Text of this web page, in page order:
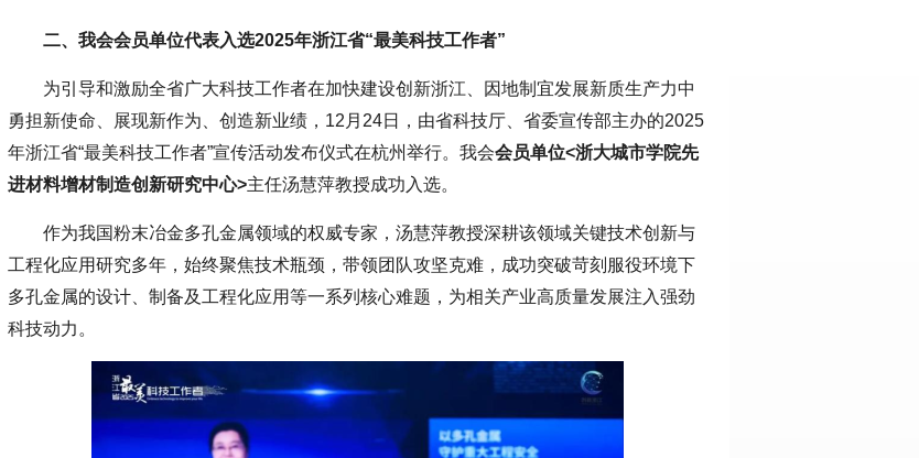
二、我会会员单位代表入选2025年浙江省“最美科技工作者”
为引导和激励全省广大科技工作者在加快建设创新浙江、因地制宜发展新质生产力中
勇担新使命、展现新作为、创造新业绩，12月24日，由省科技厅、省委宣传部主办的2025
年浙江省“最美科技工作者”宣传活动发布仪式在杭州举行。我会会员单位<浙大城市学院先
进材料增材制造创新研究中心>主任汤慧萍教授成功入选。
作为我国粉末冶金多孔金属领域的权威专家，汤慧萍教授深耕该领域关键技术创新与
工程化应用研究多年，始终聚焦技术瓶颈，带领团队攻坚克难，成功突破苛刻服役环境下
多孔金属的设计、制备及工程化应用等一系列核心难题，为相关产业高质量发展注入强劲
科技动力。